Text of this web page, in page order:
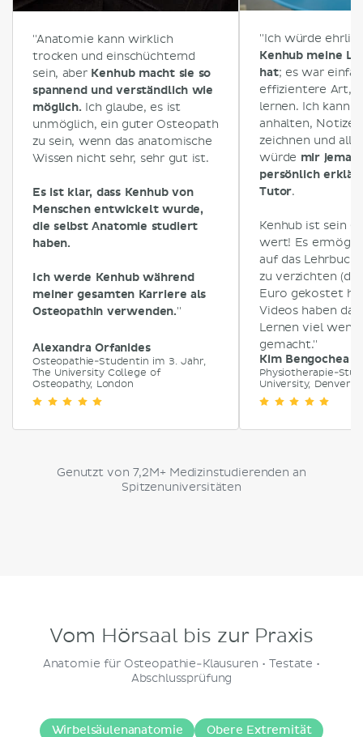
"Anatomie kann wirklich
trocken und einschüchternd
sein, aber Kenhub macht sie so
spannend und verständlich wie
möglich. Ich glaube, es ist
unmöglich, ein guter Osteopath
zu sein, wenn das anatomische
Wissen nicht sehr, sehr gut ist.
Es ist klar, dass Kenhub von
Menschen entwickelt wurde,
die selbst Anatomie studiert
haben.
Ich werde Kenhub während
meiner gesamten Karriere als
Osteopathin verwenden."
Alexandra Orfanides
Osteopathie-Studentin im 3. Jahr,
The University College of
Osteopathy, London
"Ich würde
Kenhub meine
hat; es war
effizientere Art,
lernen. Ich kann
anhalten,
zeichnen und
würde mir
persönlich
Tutor.
Kenhub ist sein
wert! Es
auf das Lehrbuch
zu verzichten
Euro gekostet
Videos haben
Lernen viel
gemacht."
Kim Bengochea
Physiotherapie-
University, Denver
Genutzt von 7,2M+ Medizinstudierenden an
Spitzenuniversitäten
Vom Hörsaal bis zur Praxis
Anatomie für Osteopathie-Klausuren • Testate •
Abschlussprüfung
Wirbelsäulenanatomie Obere Extremität